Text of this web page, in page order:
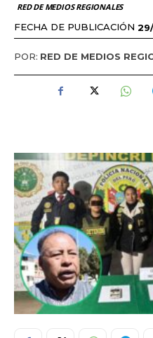
RED DE MEDIOS REGIONALES
FECHA DE PUBLICACIÓN
POR: RED DE MEDIOS